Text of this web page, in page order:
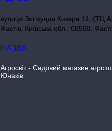
вулиця Зигмунда Козара 11, (ТЦ
Фастів, Київська обл., 08500,
Агросвіт - Садовий магазин
Юнаків